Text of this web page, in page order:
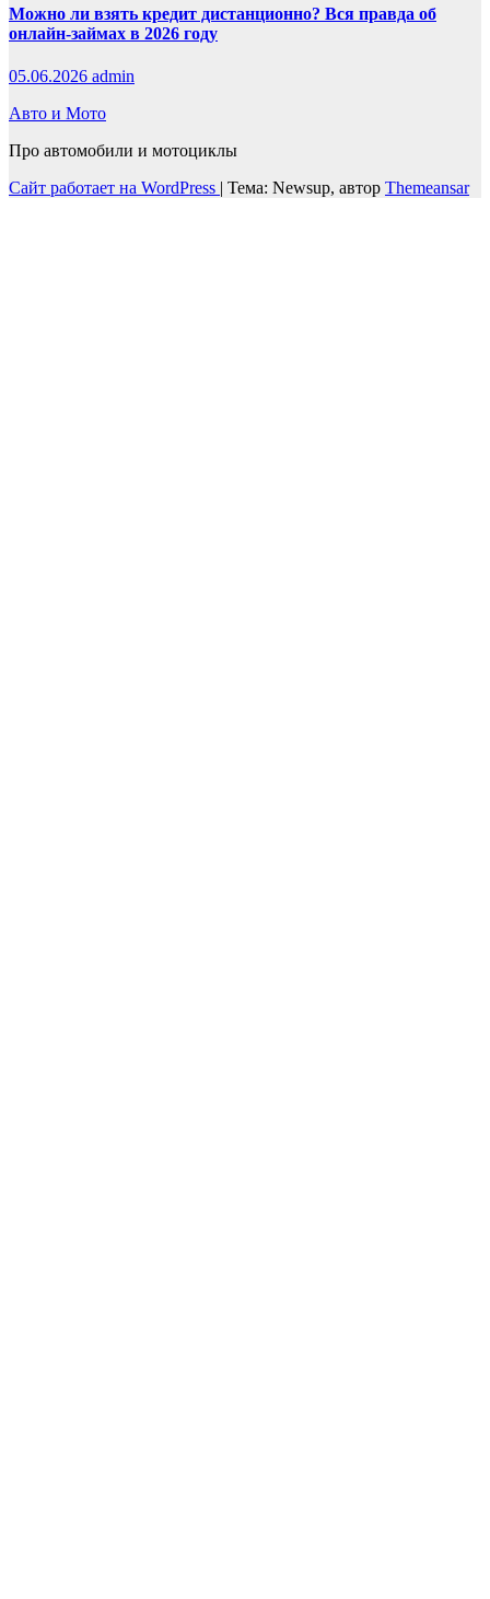
Можно ли взять кредит дистанционно? Вся правда об
онлайн-займах в 2026 году
05.06.2026 admin
Авто и Мото
Про автомобили и мотоциклы
Сайт работает на WordPress | Тема: Newsup, автор Themeansar